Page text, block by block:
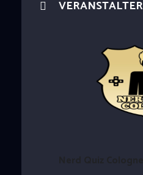
VERANSTALTER